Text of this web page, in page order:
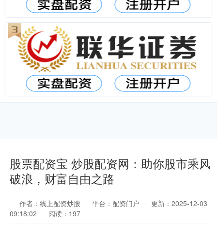
股票配资宝 炒股配资网：助你股市乘风
破浪，财富自由之路
作者：线上配资炒股 平台：配资门户
更新：2025-12-03
09:18:02
阅读：197